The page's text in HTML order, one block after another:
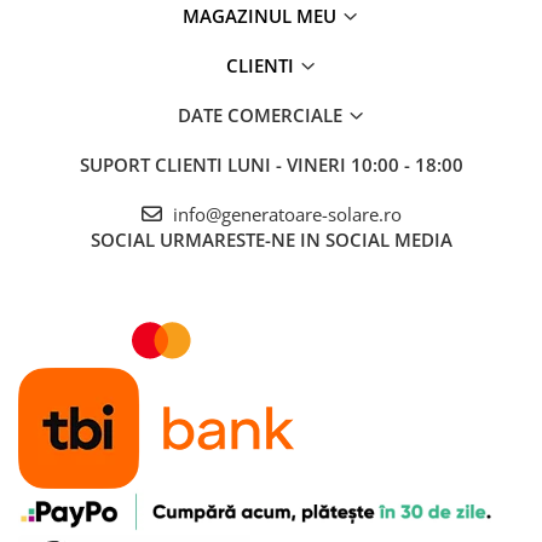
Accesorii instrumente de masura
Lichidare stoc
MAGAZINUL MEU
CLIENTI
DATE COMERCIALE
SUPORT CLIENTI LUNI - VINERI 10:00 - 18:00
info@generatoare-solare.ro
SOCIAL URMARESTE-NE IN SOCIAL MEDIA